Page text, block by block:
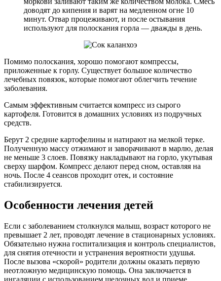
доводят до кипения и варят на медленном огне 10
минут. Отвар процеживают, и после остывания
используют для полоскания горла — дважды в день.
Помимо полоскания, хорошо помогают компрессы,
приложенные к горлу. Существует большое количество
лечебных повязок, которые помогают облегчить течение
заболевания.
Самым эффективным считается компресс из сырого
картофеля. Готовится в домашних условиях из подручных
средств.
Берут 2 средние картофелины и натирают на мелкой терке.
Полученную массу отжимают и заворачивают в марлю, делая
не меньше 3 слоев. Повязку накладывают на горло, укутывая
сверху шарфом. Компресс делают перед сном, оставляя на
ночь. После 4 сеансов проходит отек, и состояние
стабилизируется.
Особенности лечения детей
Если с заболеванием столкнулся малыш, возраст которого не
превышает 2 лет, проводят лечение в стационарных условиях.
Обязательно нужна госпитализация и контроль специалистов,
для снятия отечности и устранения вероятности удушья.
После вызова «скорой» родители должны оказать первую
неотложную медицинскую помощь. Она заключается в
ингаляции с использованием щелочных вод и приеме